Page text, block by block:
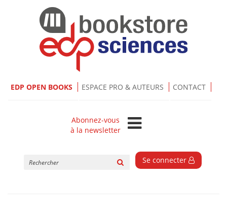
EDP OPEN BOOKS ESPACE PRO & AUTEURS CONTACT
Abonnez-vous
à la newsletter
Se connecter